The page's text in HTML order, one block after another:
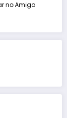
no Amigo